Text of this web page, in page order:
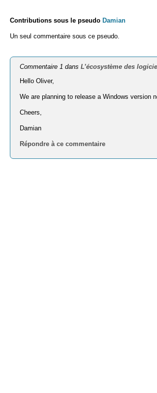
Contributions sous le pseudo Damian
Un seul commentaire sous ce pseudo.
Commentaire 1 dansL’écosystème des
Hello Oliver,
We are planning to release a Windows version
Cheers,
Damian
Répondre à ce commentaire